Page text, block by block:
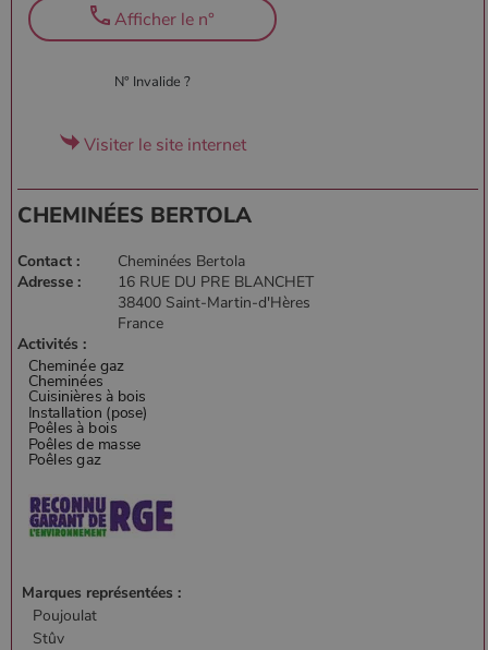
N° Invalide ?
Afficher le n°
Visiter le site internet
CHEMINÉES BERTOLA
Contact :
Cheminées Bertola
Adresse :
16 RUE DU PRE BLANCHET
38400 Saint-Martin-d'Hères
France
Activités :
Marques représentées :
Poujoulat
Stûv